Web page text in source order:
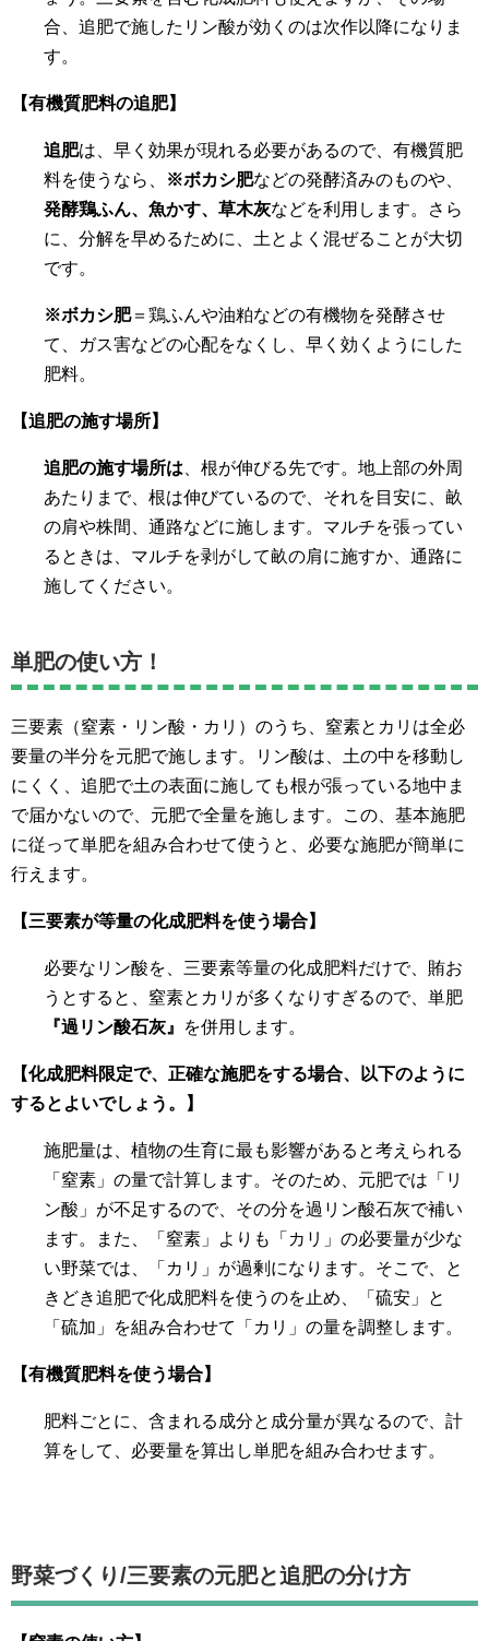
合、追肥で施したリン酸が効くのは次作以降になりま
す。
【有機質肥料の追肥】
追肥は、早く効果が現れる必要があるので、有機質肥
料を使うなら、
※ボカシ肥などの発酵済みのものや、
発酵鶏ふん、魚かす、草木灰などを利用します。さら
に、分解を早めるために、土とよく混ぜることが大切
です。
※ボカシ肥＝鶏ふんや油粕などの有機物を発酵させ
て、ガス害などの心配をなくし、早く効くようにした
肥料。
【追肥の施す場所】
追肥の施す場所は 、根が伸びる先です。地上部の外周
あたりまで、根は伸びているので、それを目安に、畝
の肩や株間、通路などに施します。マルチを張ってい
るときは、マルチを剥がして畝の肩に施すか、通路に
施してください。
単肥の使い方！
三要素（窒素・リン酸・カリ）のうち、窒素とカリは全必
要量の半分を元肥で施します。リン酸は、土の中を移動し
にくく、追肥で土の表面に施しても根が張っている地中ま
で届かないので、元肥で全量を施します。この、基本施肥
に従って単肥を組み合わせて使うと、必要な施肥が簡単に
行えます。
【三要素が等量の化成肥料を使う場合】
必要なリン酸を、三要素等量の化成肥料だけで、賄お
うとすると、窒素とカリが多くなりすぎるので、単肥
『過リン酸石灰』
を併用します。
【化成肥料限定で、正確な施肥をする場合、以下のように
するとよいでしょう。】
施肥量は、植物の生育に最も影響があると考えられる
「窒素」の量で計算します。そのため、元肥では「リ
ン酸」が不足するので、その分を過リン酸石灰で補い
ます。また、「窒素」よりも「カリ」の必要量が少な
い野菜では、「カリ」が過剰になります。そこで、と
きどき追肥で化成肥料を使うのを止め、「硫安」と
「硫加」を組み合わせて「カリ」の量を調整します。
【有機質肥料を使う場合】
肥料ごとに、含まれる成分と成分量が異なるので、計
算をして、必要量を算出し単肥を組み合わせます。
野菜づくり/三要素の元肥と追肥の分け方